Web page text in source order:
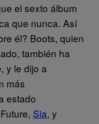
el sexto álbum
que nunca. Así
él? Boots, quien
también ha
y le dijo a
más
estado
Sia, y